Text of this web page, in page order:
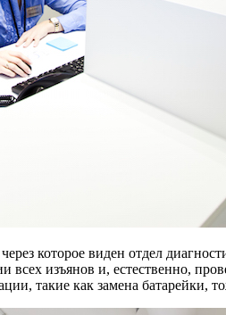
которое виден отдел
изъянов и, естественно,
такие как замена батарейки,